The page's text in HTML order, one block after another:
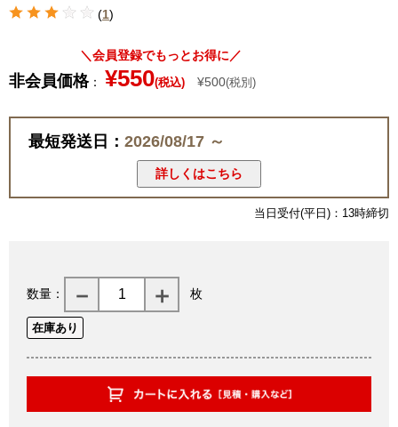
(1)
＼会員登録でもっとお得に／
非会員価格： ¥550(税込) ¥500(税別)
最短発送日： 2026/08/17 ～
詳しくはこちら
当日受付(平日)：13時締切
数量： 枚
在庫あり